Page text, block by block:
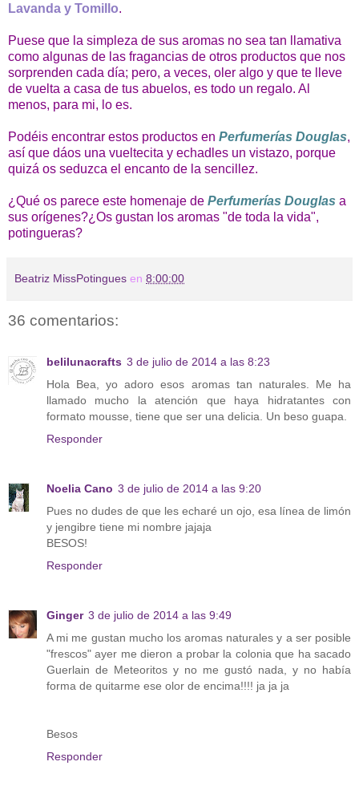
Lavanda y Tomillo.
Puese que la simpleza de sus aromas no sea tan llamativa
como algunas de las fragancias de otros productos que nos
sorprenden cada día; pero, a veces, oler algo y que te lleve
de vuelta a casa de tus abuelos, es todo un regalo. Al
menos, para mi, lo es.
Podéis encontrar estos productos en Perfumerías Douglas,
así que dáos una vueltecita y echadles un vistazo, porque
quizá os seduzca el encanto de la sencillez.
¿Qué os parece este homenaje de Perfumerías Douglas a
sus orígenes?¿Os gustan los aromas "de toda la vida",
potingueras?
Beatriz MissPotingues en 8:00:00
36 comentarios:
belilunacrafts 3 de julio de 2014 a las 8:23
Hola Bea, yo adoro esos aromas tan naturales. Me ha
llamado mucho la atención que haya hidratantes con
formato mousse, tiene que ser una delicia. Un beso guapa.
Responder
Noelia Cano 3 de julio de 2014 a las 9:20
Pues no dudes de que les echaré un ojo, esa línea de limón
y jengibre tiene mi nombre jajaja
BESOS!
Responder
Ginger 3 de julio de 2014 a las 9:49
A mi me gustan mucho los aromas naturales y a ser posible
"frescos" ayer me dieron a probar la colonia que ha sacado
Guerlain de Meteoritos y no me gustó nada, y no había
forma de quitarme ese olor de encima!!!! ja ja ja
Besos
Responder